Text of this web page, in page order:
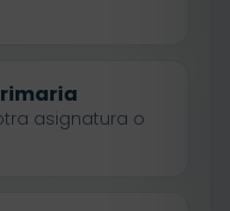
asignatura o